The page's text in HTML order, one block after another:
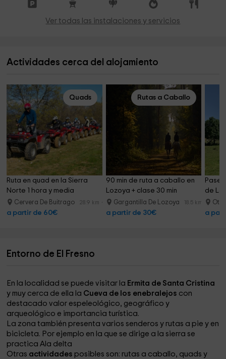
Ver todas las instalaciones y servicios
Actividades cerca del alojamiento
Quads
Ruta en quad en la Sierra
Norte 1 hora y media
Cervera De Buitrago 28.9 km
a partir de 60€
Rutas a Caballo
90 min de ruta a caballo en
Lozoya + clase 30 min
Gargantilla De Lozoya 18.5 km
a partir de 30€
de
a
Entorno de El Fresno
En la localidad se puede visitar la Ermita de Santa Cristina
y muy cerca de ella la Cueva de los enebralejos con
destacado valor espeleológico, geográfico y
arqueológico e importancia turística.
La zona también presenta varios senderos y rutas a pie y en
bicicleta. Por ejemplo en la que se dirige a la sierra se
practica Ala delta
Otras actividades posibles son: rutas a caballo, quads y